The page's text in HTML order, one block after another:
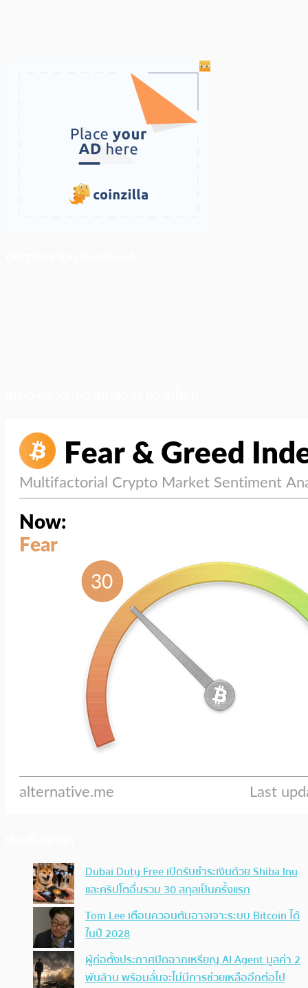
Dubai Duty Free เปิดรับชำระเงินด้วย Shiba Inu
และคริปโตอื่นรวม 30 สกุลเป็นครั้งแรก
Tom Lee เตือนควอนตัมอาจเจาะระบบ Bitcoin ได้
ในปี 2028
ผู้ก่อตั้งประกาศปิดฉากเหรียญ AI Agent มูลค่า 2
พันล้าน พร้อมลั่นจะไม่มีการช่วยเหลืออีกต่อไป